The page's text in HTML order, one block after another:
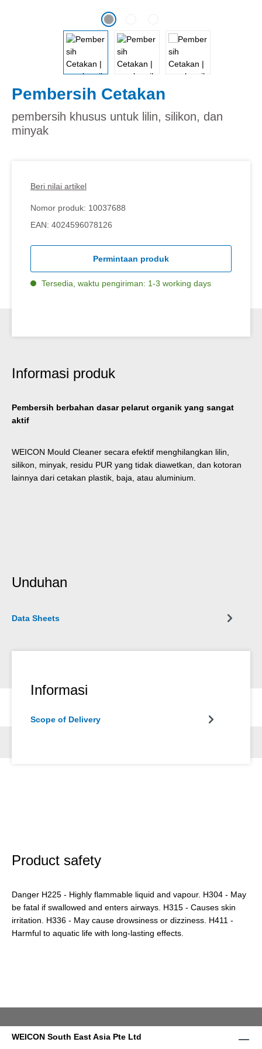
Pembersih Cetakan
pembersih khusus untuk lilin, silikon, dan
minyak
Beri nilai artikel
Nomor produk: 10037688
EAN: 4024596078126
Permintaan produk
Tersedia, waktu pengiriman: 1-3 working days
Informasi produk
Pembersih berbahan dasar pelarut organik yang sangat
aktif
WEICON Mould Cleaner secara efektif menghilangkan lilin,
silikon, minyak, residu PUR yang tidak diawetkan, dan kotoran
lainnya dari cetakan plastik, baja, atau aluminium.
Unduhan
Data Sheets
Informasi
Scope of Delivery
Product safety
Danger H225 - Highly flammable liquid and vapour. H304 - May
be fatal if swallowed and enters airways. H315 - Causes skin
irritation. H336 - May cause drowsiness or dizziness. H411 -
Harmful to aquatic life with long-lasting effects.
WEICON South East Asia Pte Ltd